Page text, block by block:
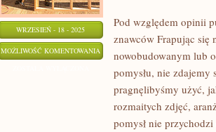
WRZESIEŃ - 18 - 2025
MOŻLIWOŚĆ KOMENTOWANIA
SYTUACJA,
Pod względem opinii
znawców Frapując się
nowobudowanym lub
pomysłu, nie
pragnęlibyśmy użyć,
rozmaitych zdjęć,
pomysł nie